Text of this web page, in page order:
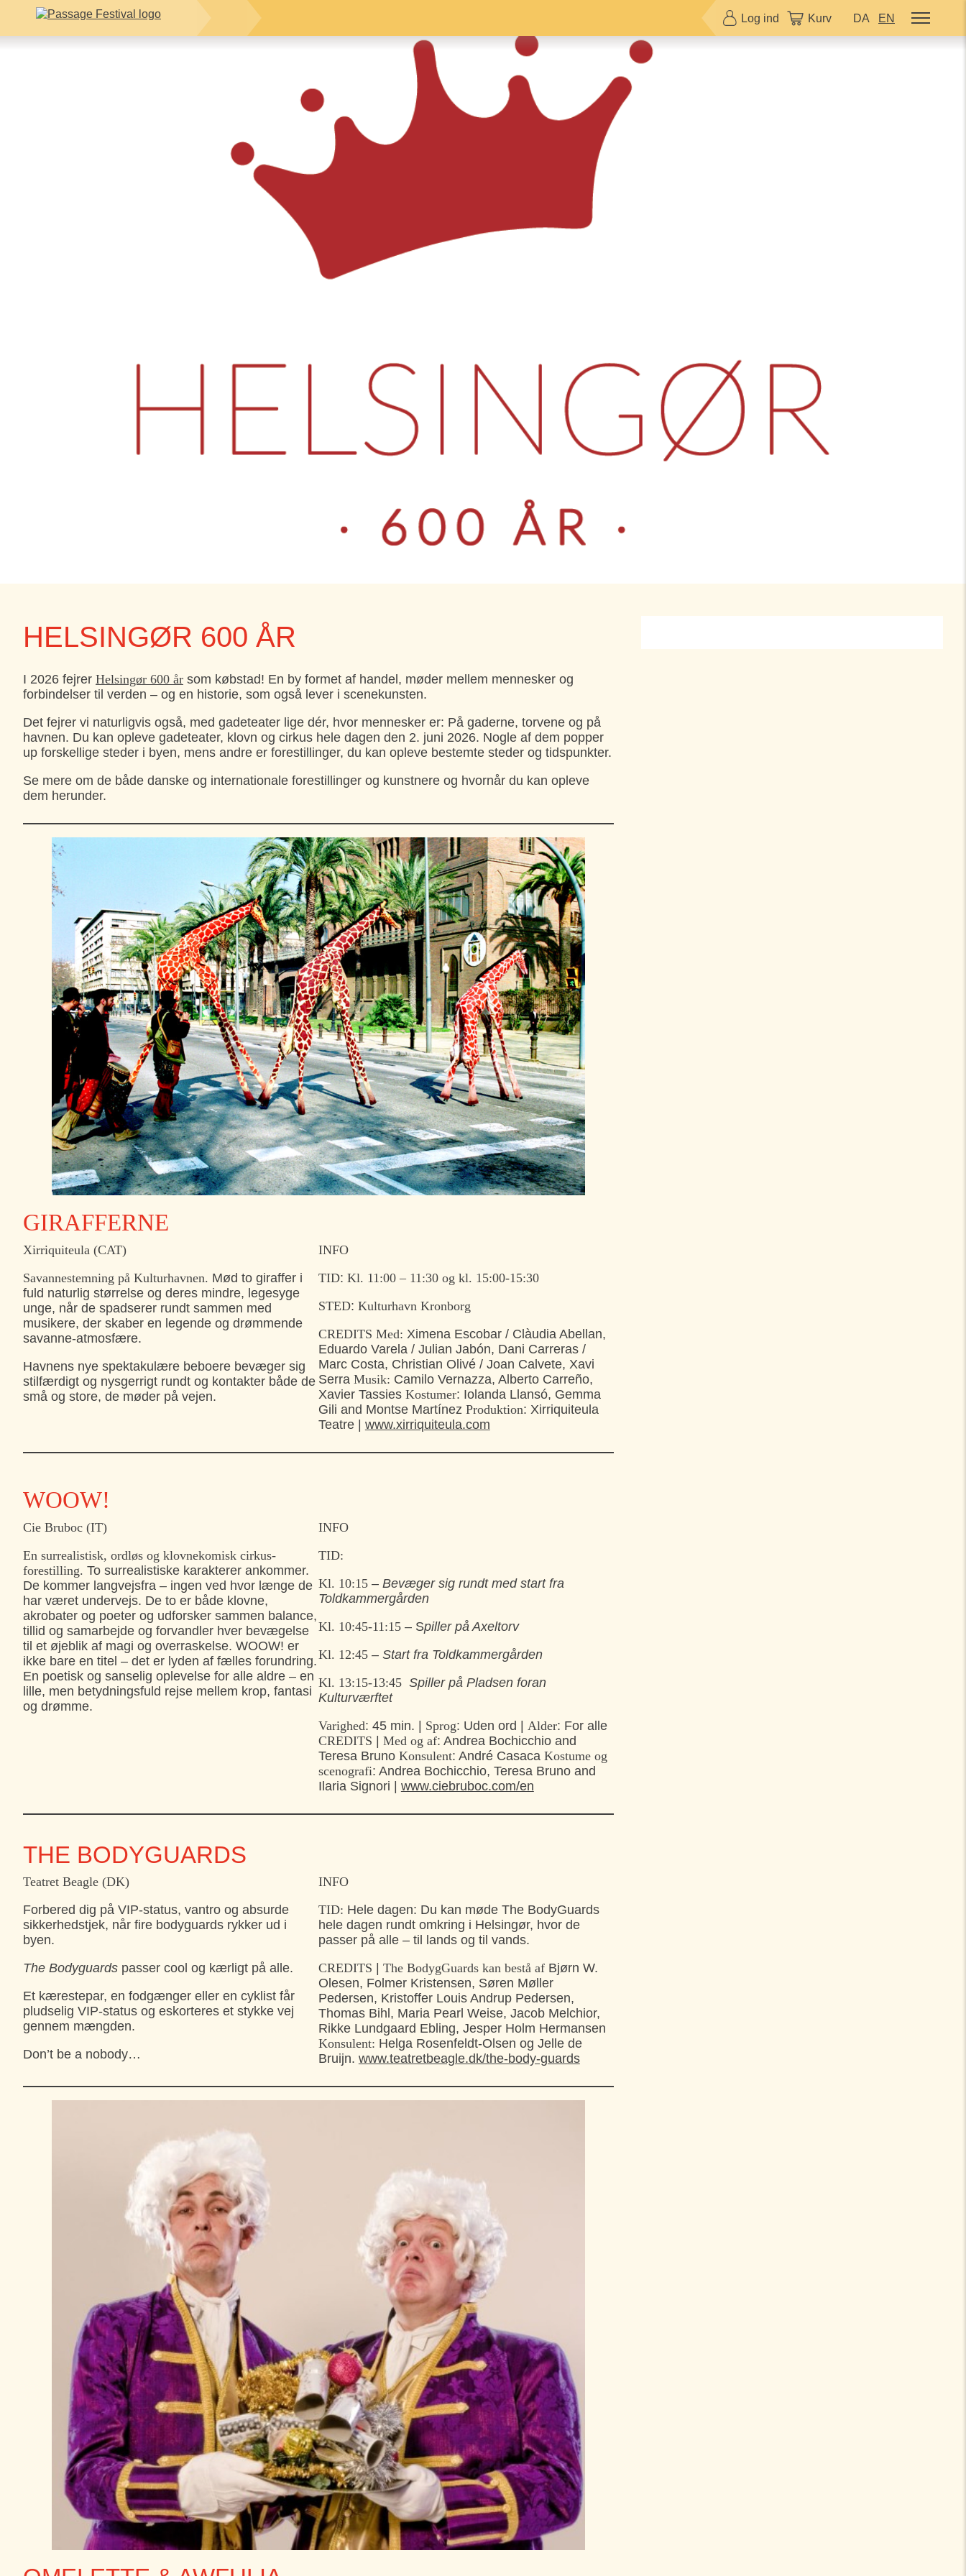
Log ind Kurv DA EN
HELSINGØR 600 ÅR
I 2026 fejrer Helsingør 600 år som købstad! En by formet af handel, møder mellem mennesker og
forbindelser til verden – og en historie, som også lever i scenekunsten.
Det fejrer vi naturligvis også, med gadeteater lige dér, hvor mennesker er: På gaderne, torvene og på
havnen. Du kan opleve gadeteater, klovn og cirkus hele dagen den 2. juni 2026. Nogle af dem popper
up forskellige steder i byen, mens andre er forestillinger, du kan opleve bestemte steder og tidspunkter.
Se mere om de både danske og internationale forestillinger og kunstnere og hvornår du kan opleve
dem herunder.
GIRAFFERNE
Xirriquiteula (CAT)
Savannestemning på Kulturhavnen. Mød to giraffer i
fuld naturlig størrelse og deres mindre, legesyge
unge, når de spadserer rundt sammen med
musikere, der skaber en legende og drømmende
savanne-atmosfære.
Havnens nye spektakulære beboere bevæger sig
stilfærdigt og nysgerrigt rundt og kontakter både de
små og store, de møder på vejen.
INFO
TID: Kl. 11:00 – 11:30 og kl. 15:00-15:30
STED: Kulturhavn Kronborg
CREDITS Med: Ximena Escobar / Clàudia Abellan,
Eduardo Varela / Julian Jabón, Dani Carreras /
Marc Costa, Christian Olivé / Joan Calvete, Xavi
Serra Musik: Camilo Vernazza, Alberto Carreño,
Xavier Tassies Kostumer: Iolanda Llansó, Gemma
Gili and Montse Martínez Produktion: Xirriquiteula
Teatre | www.xirriquiteula.com
WOOW!
Cie Bruboc (IT)
En surrealistisk, ordløs og klovnekomisk cirkus-
forestilling. To surrealistiske karakterer ankommer.
De kommer langvejsfra – ingen ved hvor længe de
har været undervejs. De to er både klovne,
akrobater og poeter og udforsker sammen balance,
tillid og samarbejde og forvandler hver bevægelse
til et øjeblik af magi og overraskelse. WOOW! er
ikke bare en titel – det er lyden af fælles forundring.
En poetisk og sanselig oplevelse for alle aldre – en
lille, men betydningsfuld rejse mellem krop, fantasi
og drømme.
INFO
TID:
Kl. 10:15 – Bevæger sig rundt med start fra
Toldkammergården
Kl. 10:45-11:15 – Spiller på Axeltorv
Kl. 12:45 – Start fra Toldkammergården
Kl. 13:15-13:45 Spiller på Pladsen foran
Kulturværftet
Varighed: 45 min. | Sprog: Uden ord | Alder: For alle
CREDITS
Med og af: Andrea Bochicchio and
Teresa Bruno Konsulent: André Casaca Kostume og
scenografi: Andrea Bochicchio, Teresa Bruno and
Ilaria Signori | www.ciebruboc.com/en
THE BODYGUARDS
Teatret Beagle (DK)
Forbered dig på VIP-status, vantro og absurde
sikkerhedstjek, når fire bodyguards rykker ud i
byen.
The Bodyguards passer cool og kærligt på alle.
Et kærestepar, en fodgænger eller en cyklist får
pludselig VIP-status og eskorteres et stykke vej
gennem mængden.
Don’t be a nobody…
INFO
TID: Hele dagen: Du kan møde The BodyGuards
hele dagen rundt omkring i Helsingør, hvor de
passer på alle – til lands og til vands.
CREDITS
The BodygGuards kan bestå af Bjørn W.
Olesen, Folmer Kristensen, Søren Møller
Pedersen, Kristoffer Louis Andrup Pedersen,
Thomas Bihl, Maria Pearl Weise, Jacob Melchior,
Rikke Lundgaard Ebling, Jesper Holm Hermansen
Konsulent: Helga Rosenfeldt-Olsen og Jelle de
Bruijn. www.teatretbeagle.dk/the-body-guards